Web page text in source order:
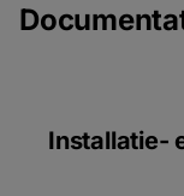
Installatie-